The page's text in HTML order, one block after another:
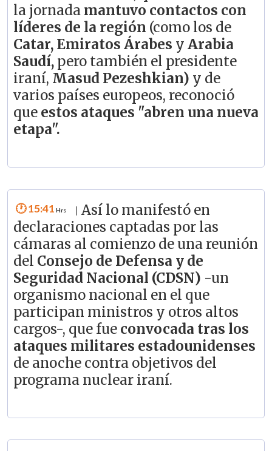
la jornada mantuvo contactos con
líderes de la región (como los de
Catar, Emiratos Árabes y Arabia
Saudí, pero también el presidente
iraní, Masud Pezeshkian) y de
varios países europeos, reconoció
que estos ataques "abren una nueva
etapa".
15:41
Así lo manifestó en
declaraciones captadas por las
cámaras al comienzo de una reunión
del Consejo de Defensa y de
Seguridad Nacional (CDSN) -un
organismo nacional en el que
participan ministros y otros altos
cargos-, que fue convocada tras los
ataques militares estadounidenses
de anoche contra objetivos del
programa nuclear iraní.